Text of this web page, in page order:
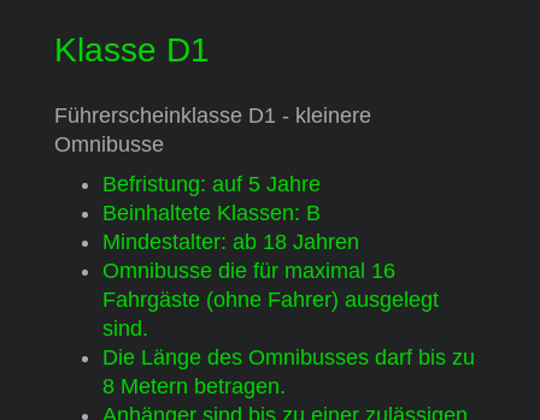
Klasse D1
Führerscheinklasse D1 - kleinere
Omnibusse
Befristung: auf 5 Jahre
Beinhaltete Klassen: B
Mindestalter: ab 18 Jahren
Omnibusse die für maximal 16
Fahrgäste (ohne Fahrer) ausgelegt
sind.
Die Länge des Omnibusses darf bis zu
8 Metern betragen.